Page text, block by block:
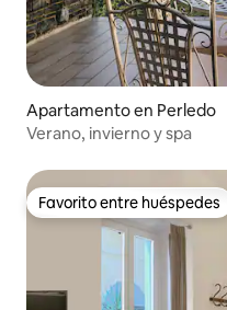
Apartamento en Perledo
Verano, invierno y spa
Favorito entre huéspedes
Favorito entre huéspedes